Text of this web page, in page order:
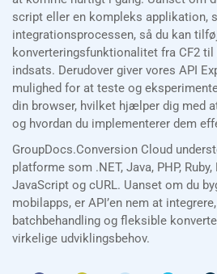
script eller en kompleks applikation,
integrationsprocessen, så du kan
konverteringsfunktionalitet fra CF2 til
indsats. Derudover giver vores API
mulighed for at teste og
din browser, hvilket hjælper dig med
og hvordan du implementerer dem
GroupDocs.Conversion Cloud
platforme som .NET, Java, PHP,
JavaScript og cURL. Uanset om du
mobilapps, er API’en nem at
batchbehandling og fleksible
virkelige udviklingsbehov.